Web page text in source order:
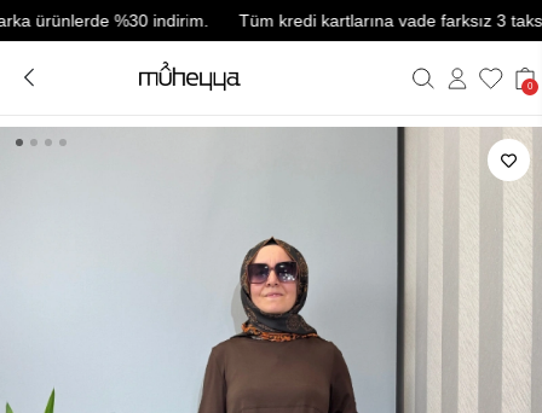
%30 indirim. Tüm kredi kartlarına vade farksız 3 taksit.
0